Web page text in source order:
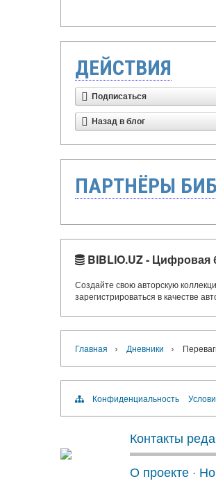
ДЕЙСТВИЯ
Подписаться
Назад в блог
ПАРТНЁРЫ
BIBLIO.UZ - Цифровая
Создайте свою авторскую
зарегистрироваться в качестве
Главная › Дневники ›
Конфиденциальность
Контакты
О проекте ·